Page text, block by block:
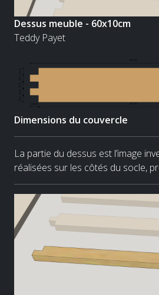
Dessus meuble - 60x10cm
Teddy Payet
Dimensions du couvercle
La partie du dessus est l’image
réalisées sur les côtés du socle,